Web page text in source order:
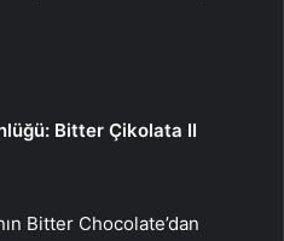
Bitter Çikolata II
Bitter Chocolate’dan